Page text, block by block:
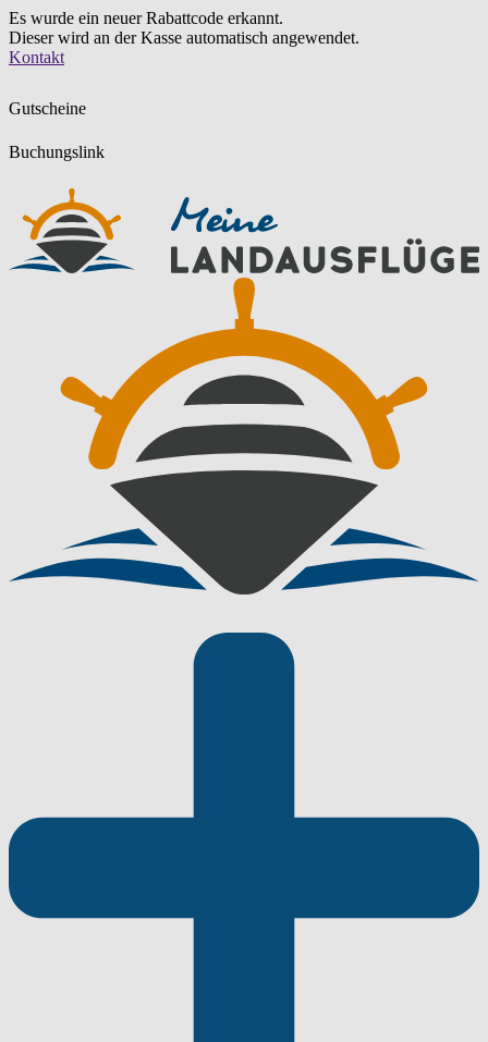
Es wurde ein neuer Rabattcode erkannt.
Dieser wird an der Kasse automatisch angewendet.
Zum
Kontakt
Gutscheine
Buchungslink